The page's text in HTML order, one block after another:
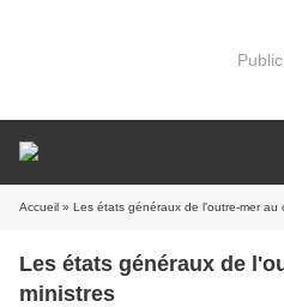
Accueil » Les états généraux de l'outre-mer au
Les états généraux de
ministres